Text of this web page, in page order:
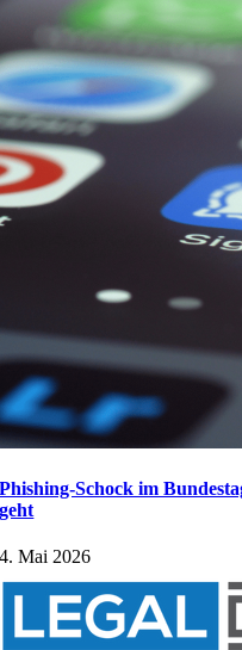
Phishing-Schock im
geht
4. Mai 2026